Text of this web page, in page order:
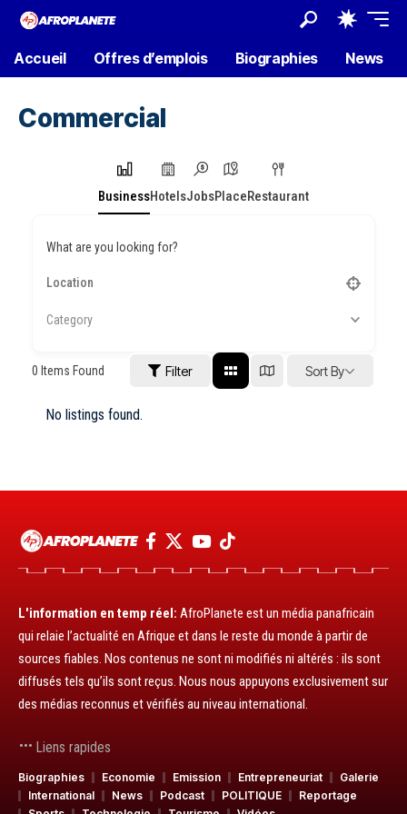
Accueil Offres d’emplois Biographies News
Commercial
BusinessHotelsJobsPlaceRestaurant
What are you looking for?
Category
0 Items Found Filter Sort By
No listings found.
L'information en temp réel: AfroPlanete est un média panafricain
qui relaie l’actualité en Afrique et dans le reste du monde à partir de
sources fiables. Nos contenus ne sont ni modifiés ni altérés : ils sont
diffusés tels qu’ils sont reçus. Nous nous appuyons exclusivement sur
des médias reconnus et vérifiés au niveau international.
Liens rapides
Biographies Economie Emission Entrepreneuriat
Galerie
International
News Podcast POLITIQUE
Reportage